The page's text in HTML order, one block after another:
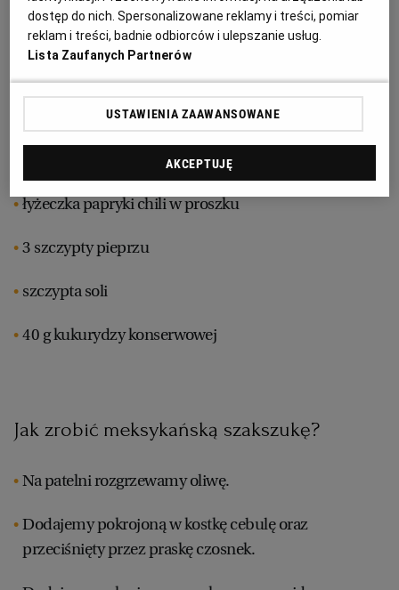
PŁOCK
RADOM
RYBNIK
SZCZECIN
WARSZAWA
POGODA
WIDEO
FORUM
ząbek czosnku
2 łyżeczki siekanej natki pietruszki
200 g pomidorów w puszce
łyżeczka papryki chili w proszku
3 szczypty pieprzu
szczypta soli
40 g kukurydzy konserwowej
Jak zrobić meksykańską szakszukę?
Na patelni rozgrzewamy oliwę.
Dodajemy pokrojoną w kostkę cebulę oraz
przeciśnięty przez praskę czosnek.
dostęp do nich. Spersonalizowane reklamy i treści, pomiar
reklam i treści, badnie odbiorców i ulepszanie usług.
Lista Zaufanych Partnerów
USTAWIENIA ZAAWANSOWANE
AKCEPTUJĘ